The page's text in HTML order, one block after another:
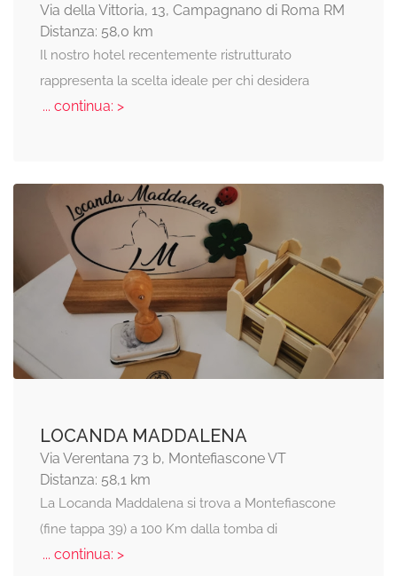
Via della Vittoria, 13, Campagnano di Roma RM
Distanza: 58,0 km
Il nostro hotel recentemente ristrutturato
rappresenta la scelta ideale per chi desidera
... continua: >
LOCANDA MADDALENA
Via Verentana 73 b, Montefiascone VT
Distanza: 58,1 km
La Locanda Maddalena si trova a Montefiascone
(fine tappa 39) a 100 Km dalla tomba di
... continua: >